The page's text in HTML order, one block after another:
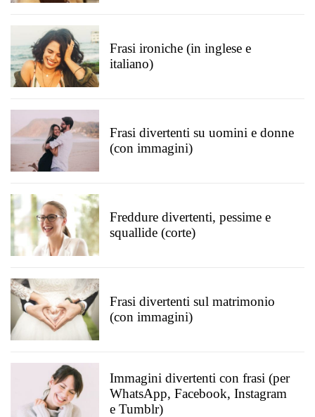
Frasi ironiche (in inglese e
italiano)
Frasi divertenti su uomini e donne
(con immagini)
Freddure divertenti, pessime e
squallide (corte)
Frasi divertenti sul matrimonio
(con immagini)
Immagini divertenti con frasi (per
WhatsApp, Facebook, Instagram
e Tumblr)